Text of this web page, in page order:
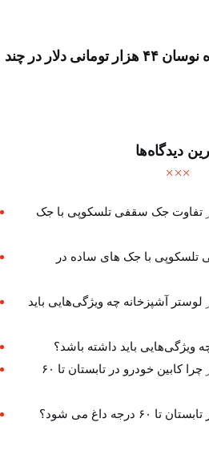
پشت پرده نوسان ۴۴ هزار تومانی دلار در چند
دیدگاه‌ها
تفاوت جک سقفی تلسکوپی با جک
با جک های ساده در
لوستر آشپزخانه چه ویژگی‌هایی باید
ویژگی‌هایی باید داشته باشد؟
چرا کابین خودرو در تابستان تا ۶۰
درجه داغ می شود؟